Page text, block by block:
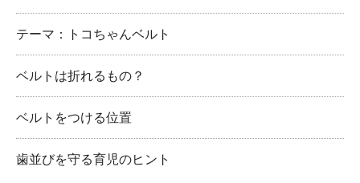
テーマ：トコちゃんベルト
ベルトは折れるもの？
ベルトをつける位置
歯並びを守る育児のヒント